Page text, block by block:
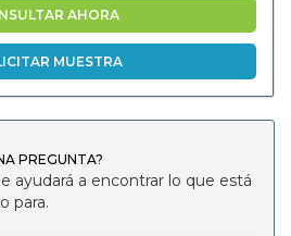
AHORA
MUESTRA
PREGUNTA?
ayudará a encontrar lo que está
para.